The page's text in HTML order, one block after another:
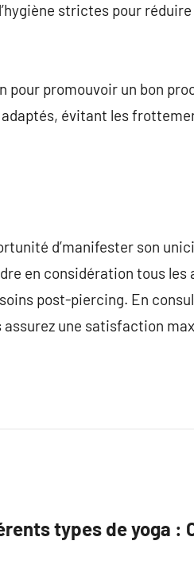
strictes pour réduire
pour promouvoir un bon
adaptés, évitant les
d’manifester son
en considération tous les
post-piercing. En
une satisfaction
types de yoga :